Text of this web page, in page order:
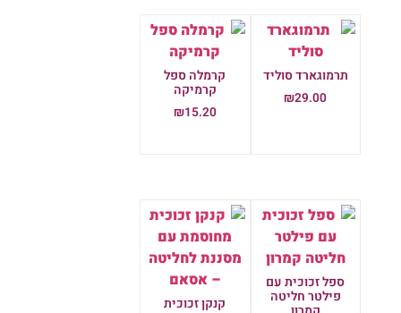
תרמוגארד סוליד
₪29.00
קרמלה ספל
קרמיקה
₪15.20
ספל זכוכית עם
פילטר חליטה קנקן זכוכית